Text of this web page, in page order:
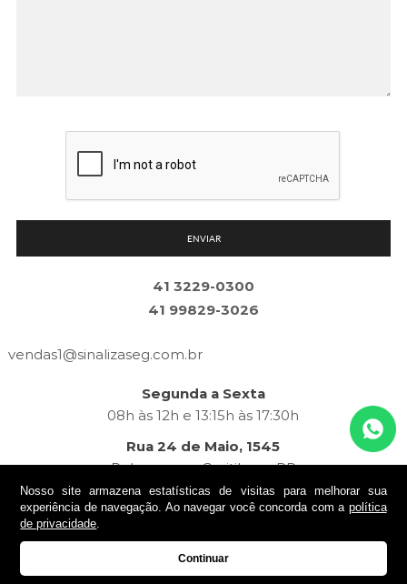
ENVIAR
41 3229-0300
41 99829-3026
vendas1@sinalizaseg.com.br
Segunda a Sexta
08h às 12h e 13:15h às 17:30h
Rua 24 de Maio, 1545
Rebouças — Curitiba — PR
Desenvolvido por | Agência Digital
Nosso site armazena estatísticas de visitas para melhorar sua
experiência de navegação. Ao navegar você concorda com a política
de privacidade.
Continuar